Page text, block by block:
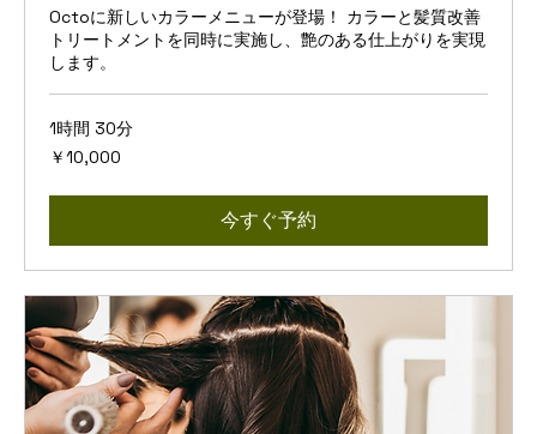
Octoに新しいカラーメニューが登場！ カラーと髪質改善
トリートメントを同時に実施し、艶のある仕上がりを実現
します。
1時間 30分
10,000
円
￥10,000
今すぐ予約